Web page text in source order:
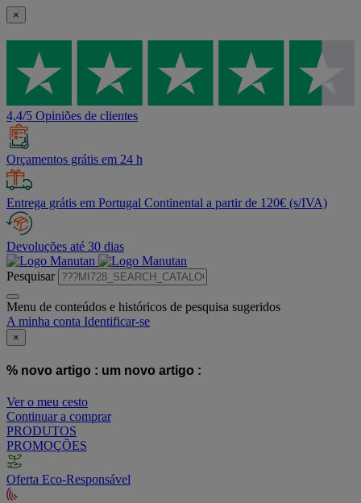
×
4,4/5 Opiniões de clientes
Orçamentos grátis em 24 h
Entrega grátis em Portugal Continental a partir de 120€ (s/IVA)
Devoluções até 30 dias
Pesquisar
Menu de conteúdos e históricos de pesquisa sugeridos
A minha conta Identificar-se
×
% novo artigo : um novo artigo :
Ver o meu cesto
Continuar a comprar
PRODUTOS
PROMOÇÕES
Oferta Eco-Responsável